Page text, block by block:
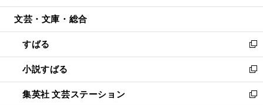
開
ウ
開
く
ン
ウ
で
開
く
ウ
ン
ド
ウ
で
開
く
文芸・文庫・総合
すばる
新
し
い
ウ
ィ
小説すばる
新
し
い
集英社 文芸ステーション
新